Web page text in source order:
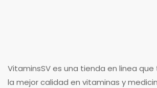
VitaminsSV es una tienda en linea
la mejor calidad en vitaminas y